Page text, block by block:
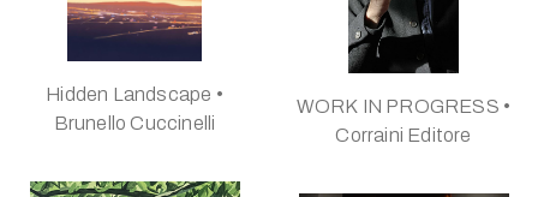
Hidden Landscape •
Brunello Cuccinelli
WORK IN PROGRESS •
Corraini Editore